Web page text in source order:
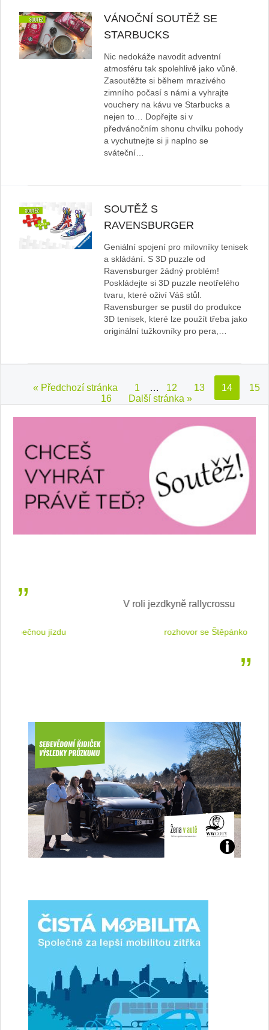
VÁNOČNÍ SOUTĚŽ SE
STARBUCKS
Nic nedokáže navodit adventní
atmosféru tak spolehlivě jako vůně.
Zasoutěžte si během mrazivého
zimního počasí s námi a vyhrajte
vouchery na kávu ve Starbucks a
nejen to… Dopřejte si v
předvánočním shonu chvilku pohody
a vychutnejte si ji naplno se
sváteční…
SOUTĚŽ S
RAVENSBURGER
Geniální spojení pro milovníky tenisek
a skládání. S 3D puzzle od
Ravensburger žádný problém!
Poskládejte si 3D puzzle neotřelého
tvaru, které oživí Váš stůl.
Ravensburger se pustil do produkce
3D tenisek, které lze použít třeba jako
originální tužkovníky pro pera,…
« Předchozí stránka 1 … 12 13 14
15
16
Další stránka »
V roli jezdkyně rallycrossu
rozhovor se Štěpánkou Mottlovou
Jaké